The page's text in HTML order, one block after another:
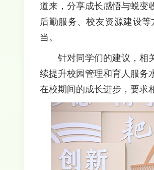
道来，分享成长感悟与蜕变
后勤服务、校友资源建设
当。
针对同学们的建议，相
续提升校园管理和育人服务
在校期间的成长进步，要求